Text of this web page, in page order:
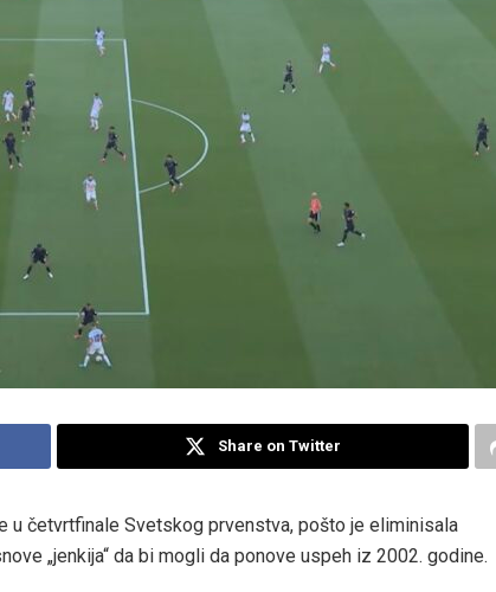
Share on Twitter
u četvrtfinale Svetskog prvenstva, pošto je eliminisala
„jenkija“ da bi mogli da ponove uspeh iz 2002. godine.